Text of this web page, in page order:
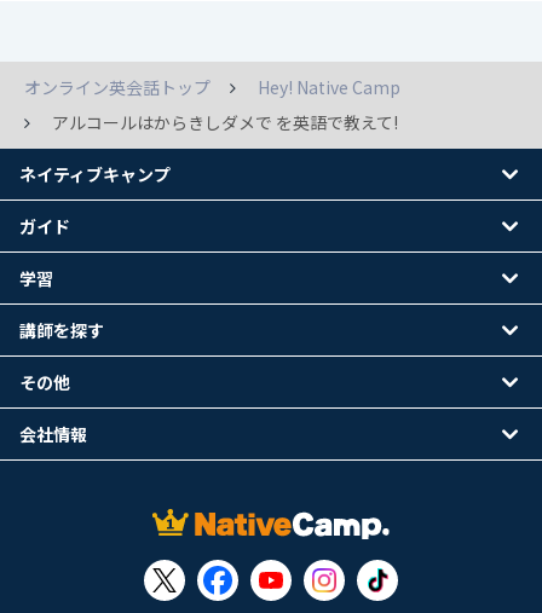
オンライン英会話トップ
Hey! Native Camp
アルコールはからきしダメで を英語で教えて!
ネイティブキャンプ
ガイド
学習
講師を探す
その他
会社情報